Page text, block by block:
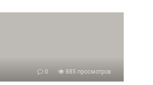
0 885 просмотров